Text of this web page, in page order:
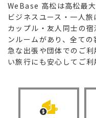
WeBase 高松は高松最
ビジネスユース・一人
カップル・友人同士の
ンルームがあり、全ての
急な出張や団体でのご
い旅行にも安心してご利